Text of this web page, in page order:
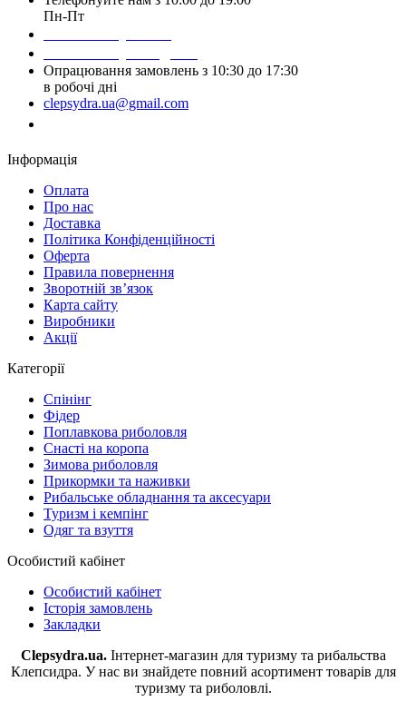
Пн-Пт
Опрацювання замовлень з 10:30 до 17:30
в робочі дні
clepsydra.ua@gmail.com
Інформація
Оплата
Про нас
Доставка
Політика Конфіденційності
Оферта
Правила повернення
Зворотній зв’язок
Карта сайту
Виробники
Акції
Категорії
Спінінг
Фідер
Поплавкова риболовля
Снасті на коропа
Зимова риболовля
Прикормки та наживки
Рибальське обладнання та аксесуари
Туризм і кемпінг
Одяг та взуття
Особистий кабінет
Особистий кабінет
Історія замовлень
Закладки
Clepsydra.ua. Інтернет-магазин для туризму та рибальства
Клепсидра. У нас ви знайдете повний асортимент товарів для
туризму та риболовлі.